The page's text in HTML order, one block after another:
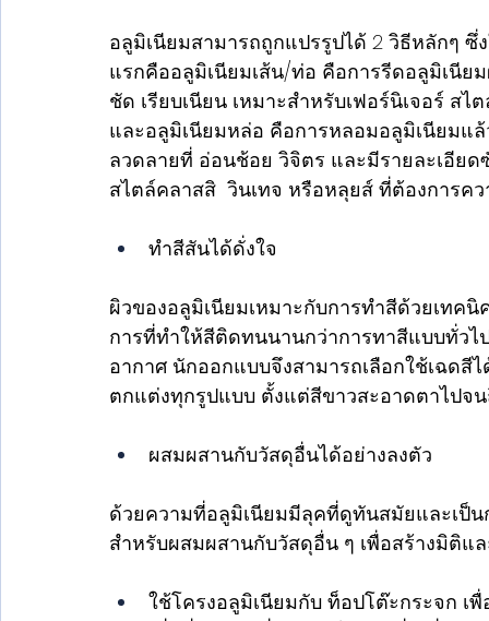
อลูมิเนียมสามารถถูกแปรรูปได้ 2 วิธีหลักๆ
แรกคืออลูมิเนียมเส้น/ท่อ คือการรีดอลูมิเนี
ชัด เรียบเนียน เหมาะสำหรับเฟอร์นิเจอร์ ส
และอลูมิเนียมหล่อ คือการหลอมอลูมิเนียมแ
ลวดลายที่ อ่อนช้อย วิจิตร และมีรายละเอีย
สไตล์คลาสสิ  วินเทจ หรือหลุยส์ ที่ต้องการค
ทำสีสันได้ดั่งใจ
ผิวของอลูมิเนียมเหมาะกับการทำสีด้วยเทค
การที่ทำให้สีติดทนนานกว่าการทาสีแบบทั่ว
อากาศ นักออกแบบจึงสามารถเลือกใช้เฉดสี
ตกแต่งทุกรูปแบบ ตั้งแต่สีขาวสะอาดตาไปจ
ผสมผสานกับวัสดุอื่นได้อย่างลงตัว
ด้วยความที่อลูมิเนียมมีลุคที่ดูทันสมัยและเป็น
สำหรับผสมผสานกับวัสดุอื่น ๆ เพื่อสร้างมิติแ
ใช้โครงอลูมิเนียมกับ ท็อปโต๊ะกระจก เพื่